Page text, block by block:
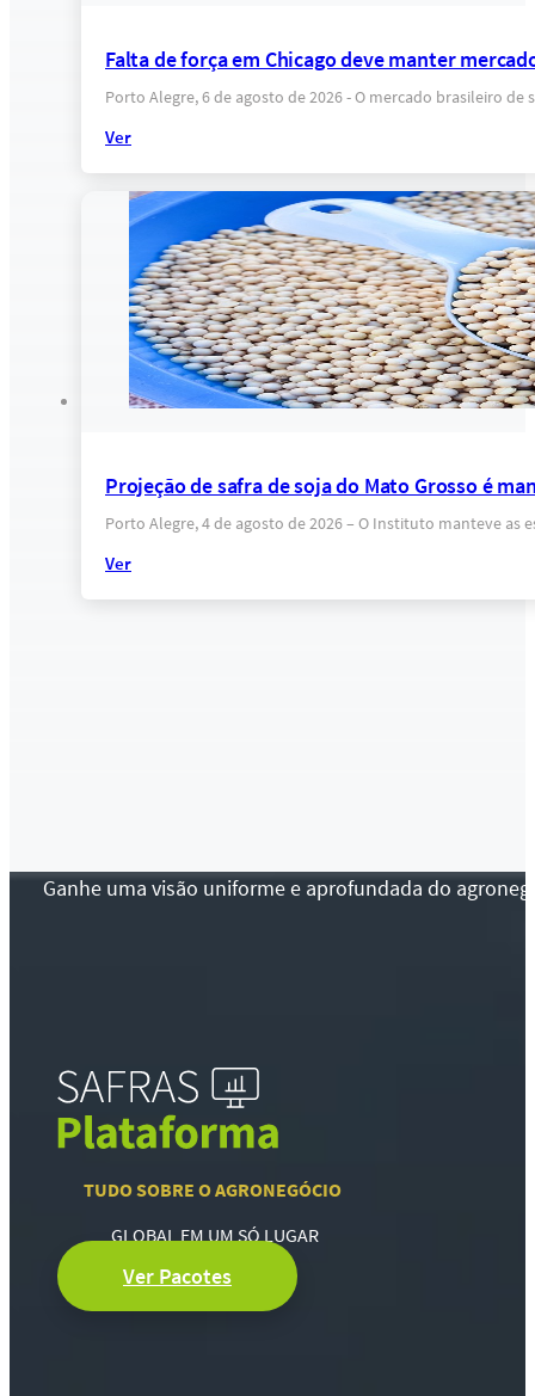
Falta de força em Chicago deve manter
Porto Alegre, 6 de agosto de 2026 - O mercado brasileiro
Ver
Projeção de safra de soja do Mato Grosso é
Porto Alegre, 4 de agosto de 2026 – O Instituto manteve as
Ver
Ganhe uma visão uniforme e aprofundada do
TUDO SOBRE O AGRONEGÓCIO
GLOBAL EM UM SÓ LUGAR
Ver Pacotes